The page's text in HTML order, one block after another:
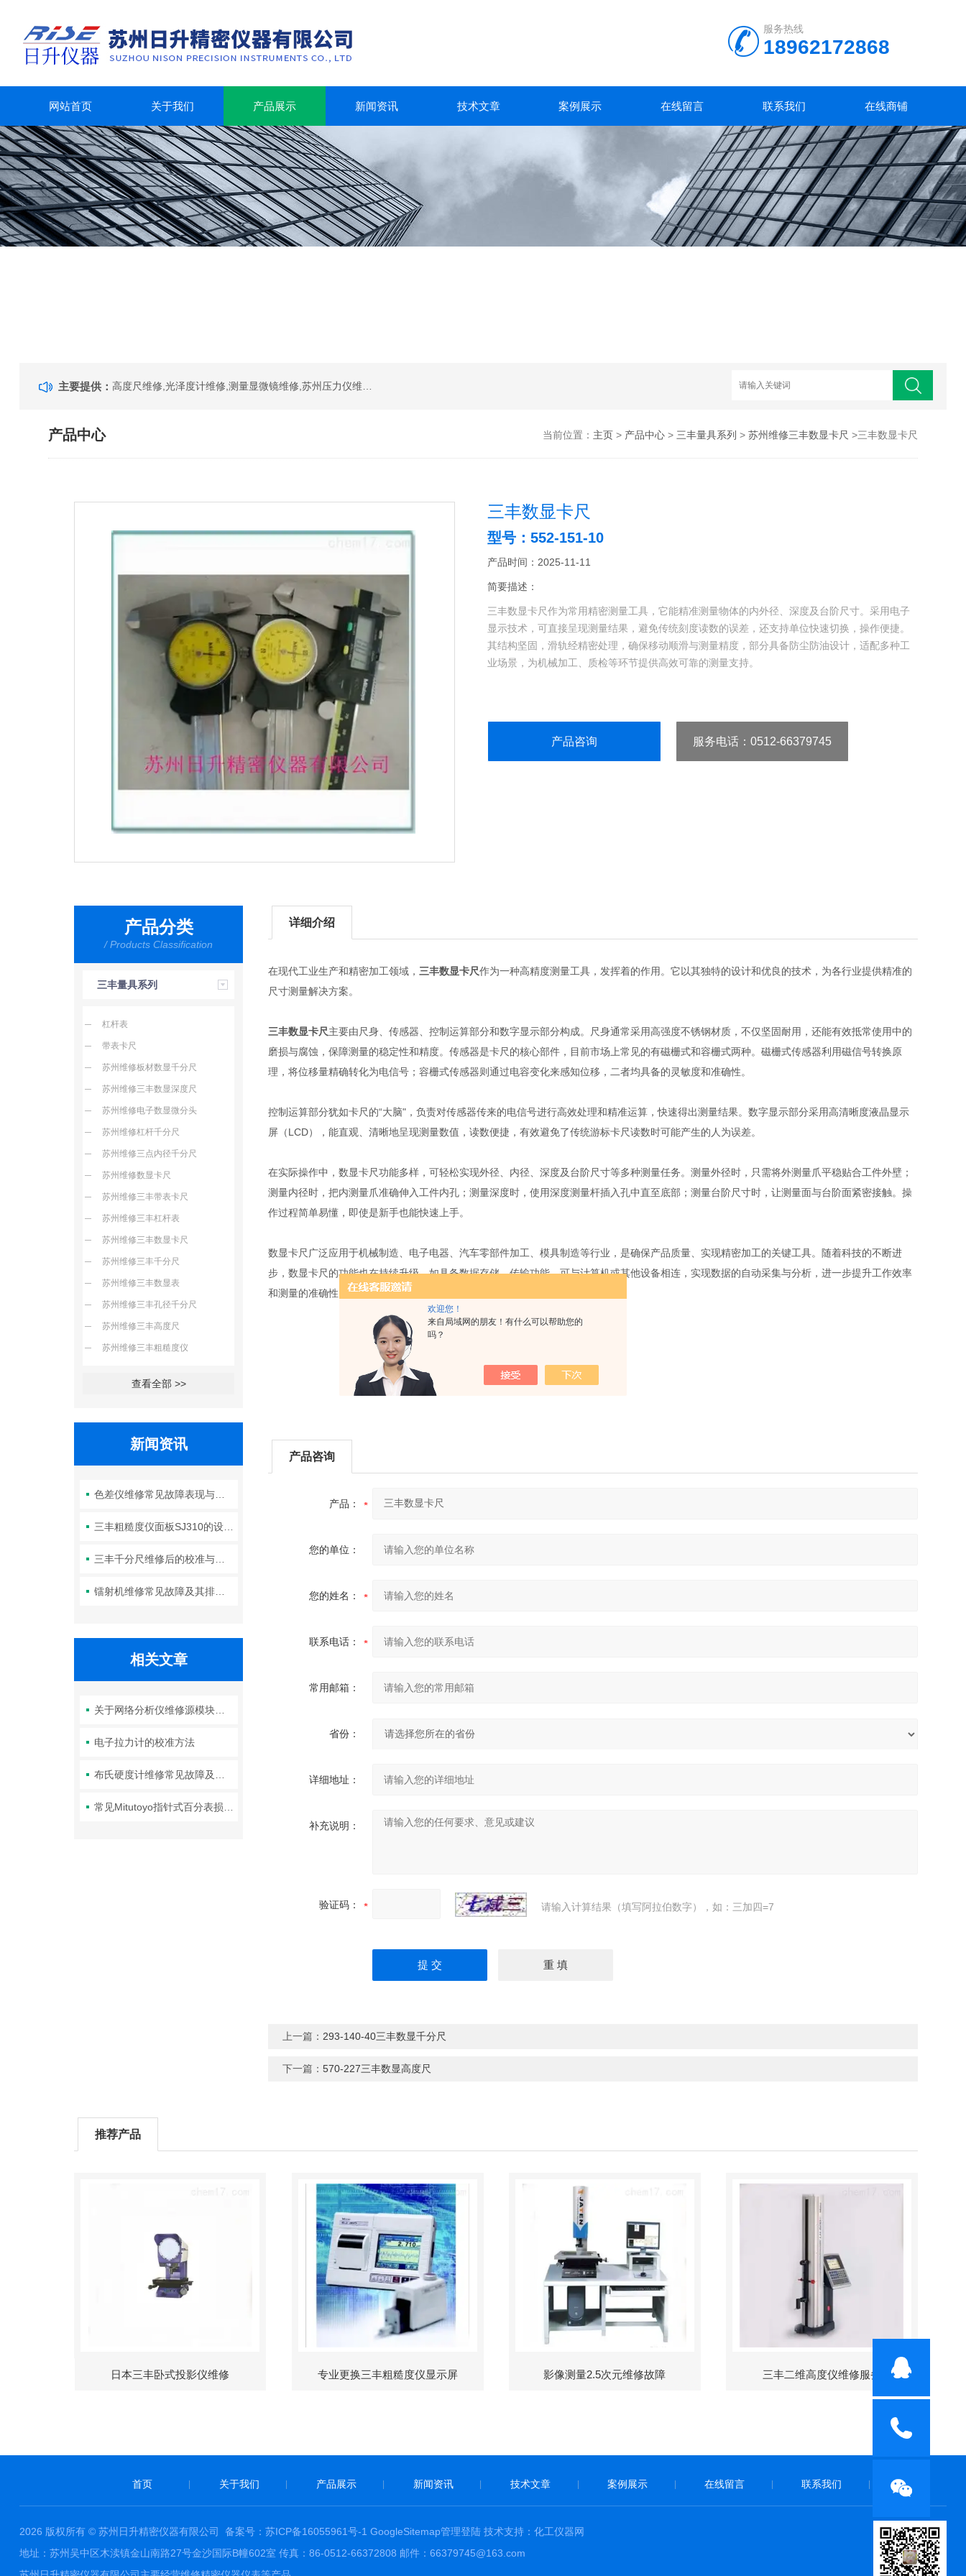
欢迎您！
来自局域网的朋友！有什么可以帮助您的
吗？
服务热线
18962172868
网站首页 关于我们 产品展示 新闻资讯 技术文章 案例展示 在线留言 联系我们 在线商铺
主要提供：
产品中心 当前位置： 主页> 产品中心> 三丰量具系列 > 苏州维修三丰数显卡尺 >三丰数显卡尺
三丰数显卡尺
型号：552-151-10
产品时间：2025-11-11
简要描述：
三丰数显卡尺作为常用精密测量工具，它能精准测量物体的内外径、深度及台阶尺寸。采用电子
显示技术，可直接呈现测量结果，避免传统刻度读数的误差，还支持单位快速切换，操作便捷。
其结构坚固，滑轨经精密处理，确保移动顺滑与测量精度，部分具备防尘防油设计，适配多种工
业场景，为机械加工、质检等环节提供高效可靠的测量支持。
产品咨询 服务电话：0512-66379745
产品分类
/ Products Classification
三丰量具系列
杠杆表
带表卡尺
苏州维修板材数显千分尺
苏州维修三丰数显深度尺
苏州维修电子数显微分头
苏州维修杠杆千分尺
苏州维修三点内径千分尺
苏州维修数显卡尺
苏州维修三丰带表卡尺
苏州维修三丰杠杆表
苏州维修三丰数显卡尺
苏州维修三丰千分尺
苏州维修三丰数显表
苏州维修三丰孔径千分尺
苏州维修三丰高度尺
苏州维修三丰粗糙度仪
查看全部 >>
新闻资讯
色差仪维修常见故障表现与初步判断
三丰粗糙度仪面板SJ310的设计特性与维护使用规范
三丰千分尺维修后的校准与验证
镭射机维修常见故障及其排查方法
相关文章
关于网络分析仪维修源模块的解决案例
电子拉力计的校准方法
详细介绍
在现代工业生产和精密加工领域， 三丰数显卡尺作为一种高精度测量工具，发挥着的作用。它以其独特的设计和优良的技术，为各行业提供精准的
尺寸测量解决方案。
三丰数显卡尺主要由尺身、传感器、控制运算部分和数字显示部分构成。尺身通常采用高强度不锈钢材质，不仅坚固耐用，还能有效抵常使用中的
磨损与腐蚀，保障测量的稳定性和精度。传感器是卡尺的核心部件，目前市场上常见的有磁栅式和容栅式两种。磁栅式传感器利用磁信号转换原
理，将位移量精确转化为电信号；容栅式传感器则通过电容变化来感知位移，二者均具备的灵敏度和准确性。
控制运算部分犹如卡尺的“大脑"，负责对传感器传来的电信号进行高效处理和精准运算，快速得出测量结果。数字显示部分采用高清晰度液晶显示
屏（LCD），能直观、清晰地呈现测量数值，读数便捷，有效避免了传统游标卡尺读数时可能产生的人为误差。
在实际操作中，数显卡尺功能多样，可轻松实现外径、内径、深度及台阶尺寸等多种测量任务。测量外径时，只需将外测量爪平稳贴合工件外壁；
测量内径时，把内测量爪准确伸入工件内孔；测量深度时，使用深度测量杆插入孔中直至底部；测量台阶尺寸时，让测量面与台阶面紧密接触。操
作过程简单易懂，即使是新手也能快速上手。
数显卡尺广泛应用于机械制造、电子电器、汽车零部件加工、模具制造等行业，是确保产品质量、实现精密加工的关键工具。随着科技的不断进
步，数显卡尺的功能也在持续升级，如具备数据存储、传输功能，可与计算机或其他设备相连，实现数据的自动采集与分析，进一步提升工作效率
和测量的准确性。
产品咨询
产品：
您的单位：
您的姓名：
联系电话：
常用邮箱：
省份：
详细地址：
补充说明：
验证码： 请输入计算结果（填写阿拉伯数字），如：三加四=7
上一篇： 293-140-40三丰数显千分尺
下一篇：570-227三丰数显高度尺
推荐产品
日本三丰卧式投影仪维修 专业更换三丰粗糙度仪显示屏 影像测量2.5次元维修故障 三丰二维高度仪维修服务
首页 关于我们 产品展示 新闻资讯 技术文章 案例展示 在线留言 联系我们
2026 版权所有 © 苏州日升精密仪器有限公司 备案号：苏ICP备16055961号-1 GoogleSitemap管理登陆技术支持： 化工仪器网
地址：苏州吴中区木渎镇金山南路27号金沙国际B幢602室 传真：86-0512-66372808 邮件：66379745@163.com